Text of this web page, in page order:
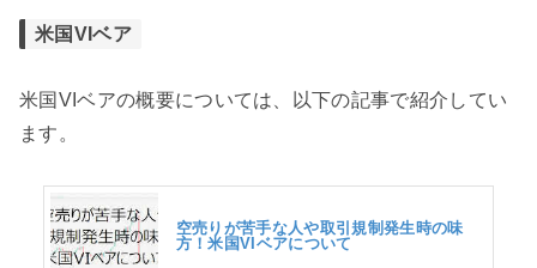
米国VIベア
米国VIベアの概要については、以下の記事で紹介してい
ます。
空売りが苦手な人や取引規制発生時の味
方！米国VIベアについて